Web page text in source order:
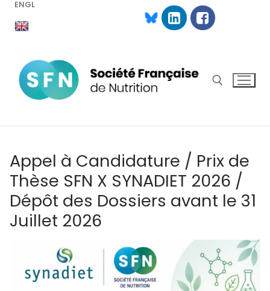
AllerENGL
Appel à Candidature / Prix de
Thèse SFN X SYNADIET 2026 /
Dépôt des Dossiers avant le 31
Juillet 2026